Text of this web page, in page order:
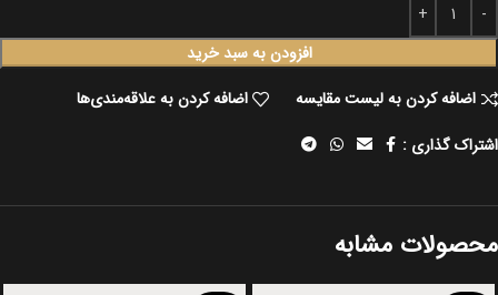
افزودن به سبد خرید
اضافه کردن به لیست مقایسه
اضافه کردن به علاقه‌مندی‌ها
اشتراک گذاری :
محصولات مشابه